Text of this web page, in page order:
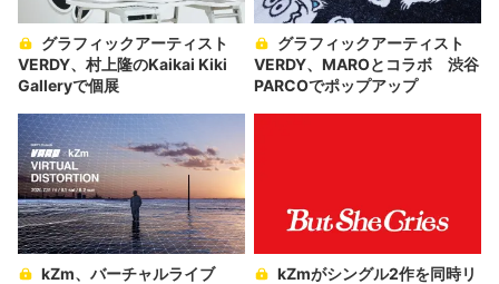
VERDY、村上隆のKaikai Kiki
Galleryで個展
VERDY、MAROとコラボ 渋谷
PARCOでポップアップ